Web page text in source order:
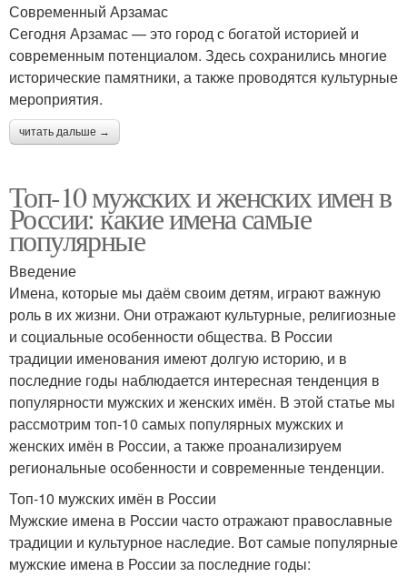
Современный Арзамас
Сегодня Арзамас — это город с богатой историей и
современным потенциалом. Здесь сохранились многие
исторические памятники, а также проводятся культурные
мероприятия.
читать дальше →
Топ-10 мужских и женских имен в
России: какие имена самые
популярные
Введение
Имена, которые мы даём своим детям, играют важную
роль в их жизни. Они отражают культурные, религиозные
и социальные особенности общества. В России
традиции именования имеют долгую историю, и в
последние годы наблюдается интересная тенденция в
популярности мужских и женских имён. В этой статье мы
рассмотрим топ-10 самых популярных мужских и
женских имён в России, а также проанализируем
региональные особенности и современные тенденции.
Топ-10 мужских имён в России
Мужские имена в России часто отражают православные
традиции и культурное наследие. Вот самые популярные
мужские имена в России за последние годы: